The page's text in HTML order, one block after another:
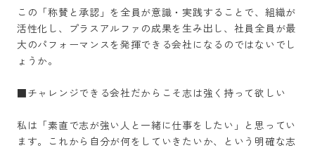
この「称賛と承認」を全員が意識・実践することで、組織が
活性化し、プラスアルファの成果を生み出し、社員全員が最
大のパフォーマンスを発揮できる会社になるのではないでし
ょうか。
■チャレンジできる会社だからこそ志は強く持って欲しい
私は「素直で志が強い人と一緒に仕事をしたい」と思ってい
ます。これから自分が何をしていきたいか、という明確な志